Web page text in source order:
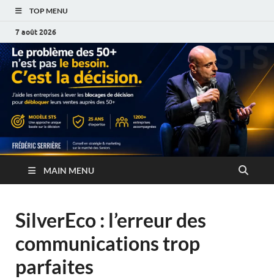
TOP MENU
7 août 2026
MAIN MENU
SilverEco : l’erreur des
communications trop
parfaites